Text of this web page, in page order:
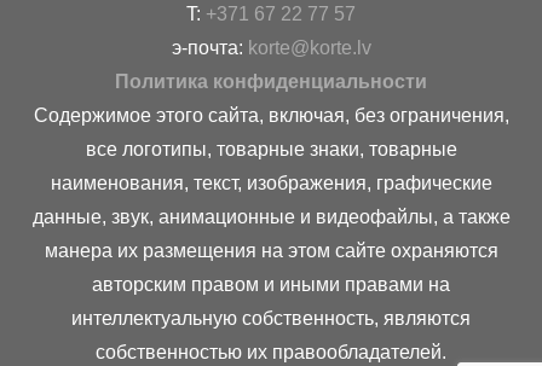
T: +371 67 22 77 57
э-почта: korte@korte.lv
Политика конфиденциальности
Содержимое этого сайта, включая, без ограничения,
все логотипы, товарные знаки, товарные
наименования, текст, изображения, графические
данные, звук, анимационные и видеофайлы, а также
манера их размещения на этом сайте охраняются
авторским правом и иными правами на
интеллектуальную собственность, являются
собственностью их правообладателей.